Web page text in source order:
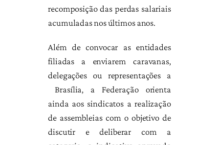
recomposição das perdas salariais
acumuladas nos últimos anos.
Além de convocar as entidades
filiadas a enviarem caravanas,
delegações ou representações a
Brasília, a Federação orienta
ainda aos sindicatos a realização
de assembleias com o objetivo de
discutir e deliberar com a